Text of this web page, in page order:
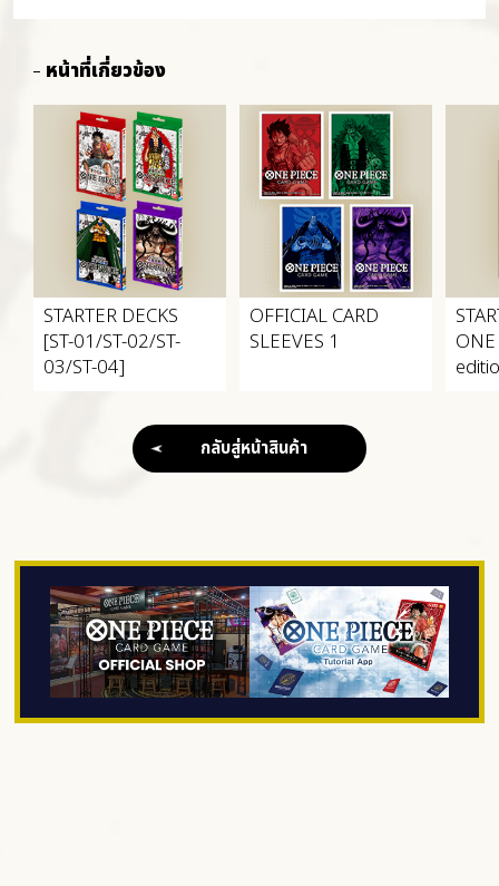
หน้าที่เกี่ยวข้อง
STARTER DECKS
[ST-01/ST-02/ST-
03/ST-04]
OFFICIAL CARD
SLEEVES 1
กลับสู่หน้าสินค้า